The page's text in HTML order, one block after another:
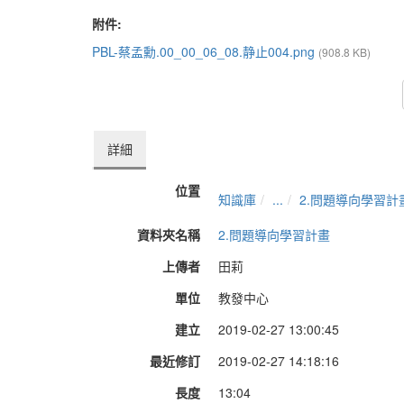
附件:
PBL-蔡孟勳.00_00_06_08.静止004.png (908.8 KB)
詳細
位置 知識庫 ...
2.問題導向學習計
資料夾名稱
2.問題導向學習計畫
上傳者
田莉
單位
教發中心
建立
2019-02-27 13:00:45
最近修訂
2019-02-27 14:18:16
長度
13:04